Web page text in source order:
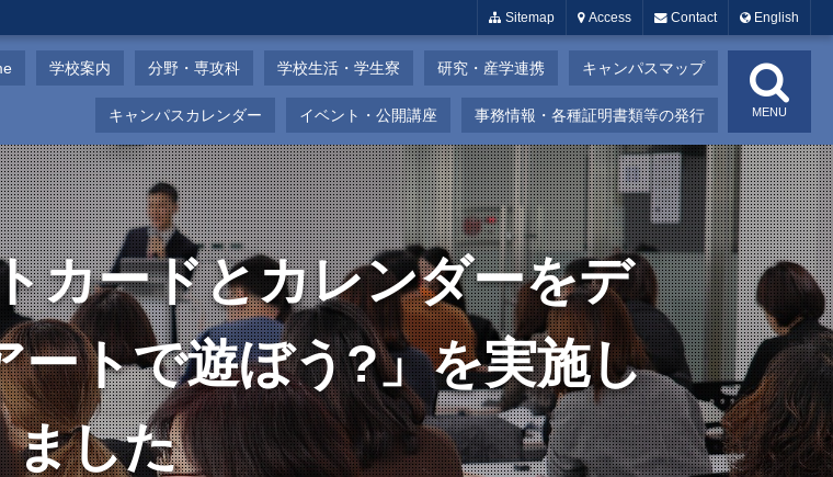
Sitemap Access Contact English
学校案内 分野・専攻科 学校生活・学生寮 研究・産学連携 キャンパスマップ
キャンパスカレンダー イベント・公開講座 事務情報・各種証明書類等の発行 MENU
カードとカレンダーをデ
ートで遊ぼう?」を実施し
ました